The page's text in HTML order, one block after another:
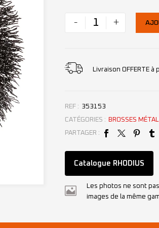
- +
Livraison OFFERTE à
REF : 353153
CATÉGORIES :
BROSSES
PARTAGER :
Catalogue RHODIUS
Les photos ne sont
images de la même